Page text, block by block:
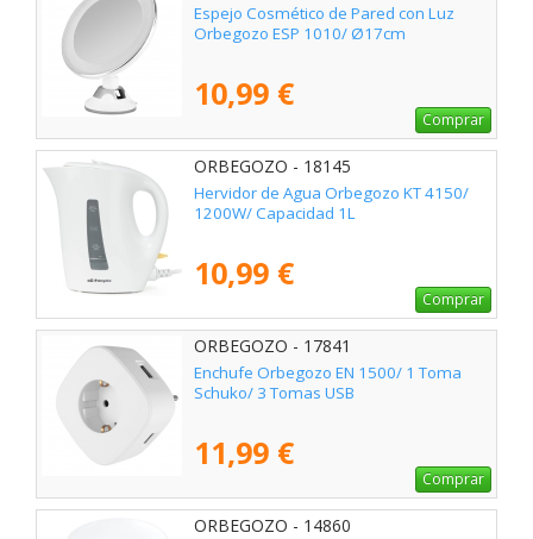
Espejo Cosmético de Pared con Luz
Orbegozo ESP 1010/ Ø17cm
10,99 €
Comprar
ORBEGOZO - 18145
Hervidor de Agua Orbegozo KT 4150/
1200W/ Capacidad 1L
10,99 €
Comprar
ORBEGOZO - 17841
Enchufe Orbegozo EN 1500/ 1 Toma
Schuko/ 3 Tomas USB
11,99 €
Comprar
ORBEGOZO - 14860